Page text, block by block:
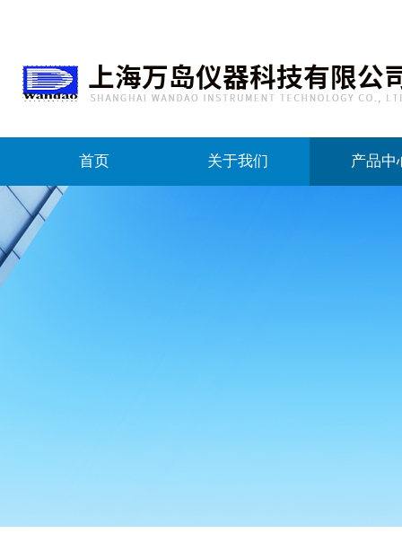
首页 关于我们 产品中